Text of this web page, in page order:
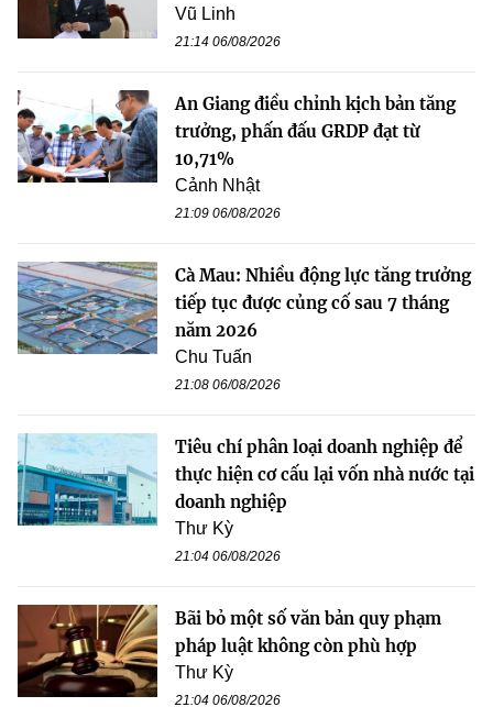
Vũ Linh
21:14 06/08/2026
An Giang điều chỉnh kịch bản tăng
trưởng, phấn đấu GRDP đạt từ
10,71%
Cảnh Nhật
21:09 06/08/2026
Cà Mau: Nhiều động lực tăng trưởng
tiếp tục được củng cố sau 7 tháng
năm 2026
Chu Tuấn
21:08 06/08/2026
Tiêu chí phân loại doanh nghiệp để
thực hiện cơ cấu lại vốn nhà nước tại
doanh nghiệp
Thư Kỳ
21:04 06/08/2026
Bãi bỏ một số văn bản quy phạm
pháp luật không còn phù hợp
Thư Kỳ
21:04 06/08/2026